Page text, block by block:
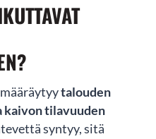
talouden
kaivon tilavuuden
syntyy, sitä